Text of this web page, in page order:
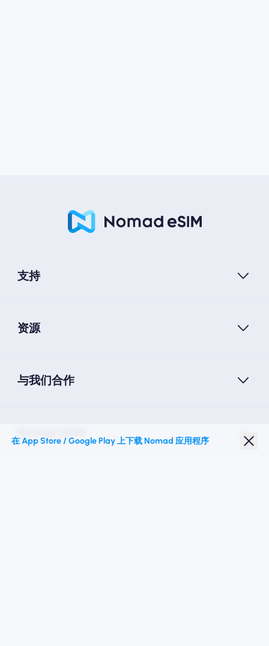
支持
资源
与我们合作
在 App Store / Google Play 上下载 Nomad 应用程序